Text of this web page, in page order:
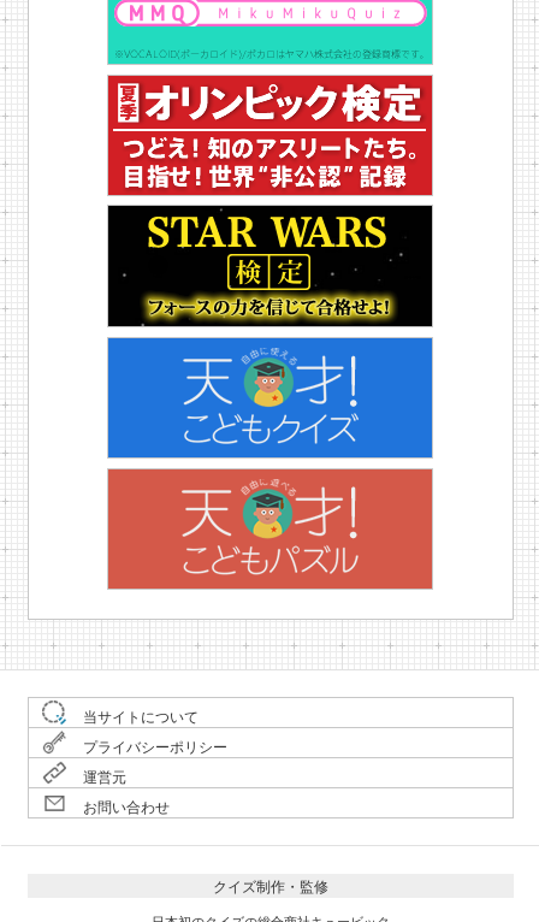
当サイトについて
プライバシーポリシー
運営元
お問い合わせ
クイズ制作・監修